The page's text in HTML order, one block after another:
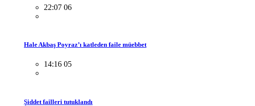
22:07 06
Hale Akbaş Poyraz’ı katleden faile müebbet
14:16 05
Şiddet failleri tutuklandı